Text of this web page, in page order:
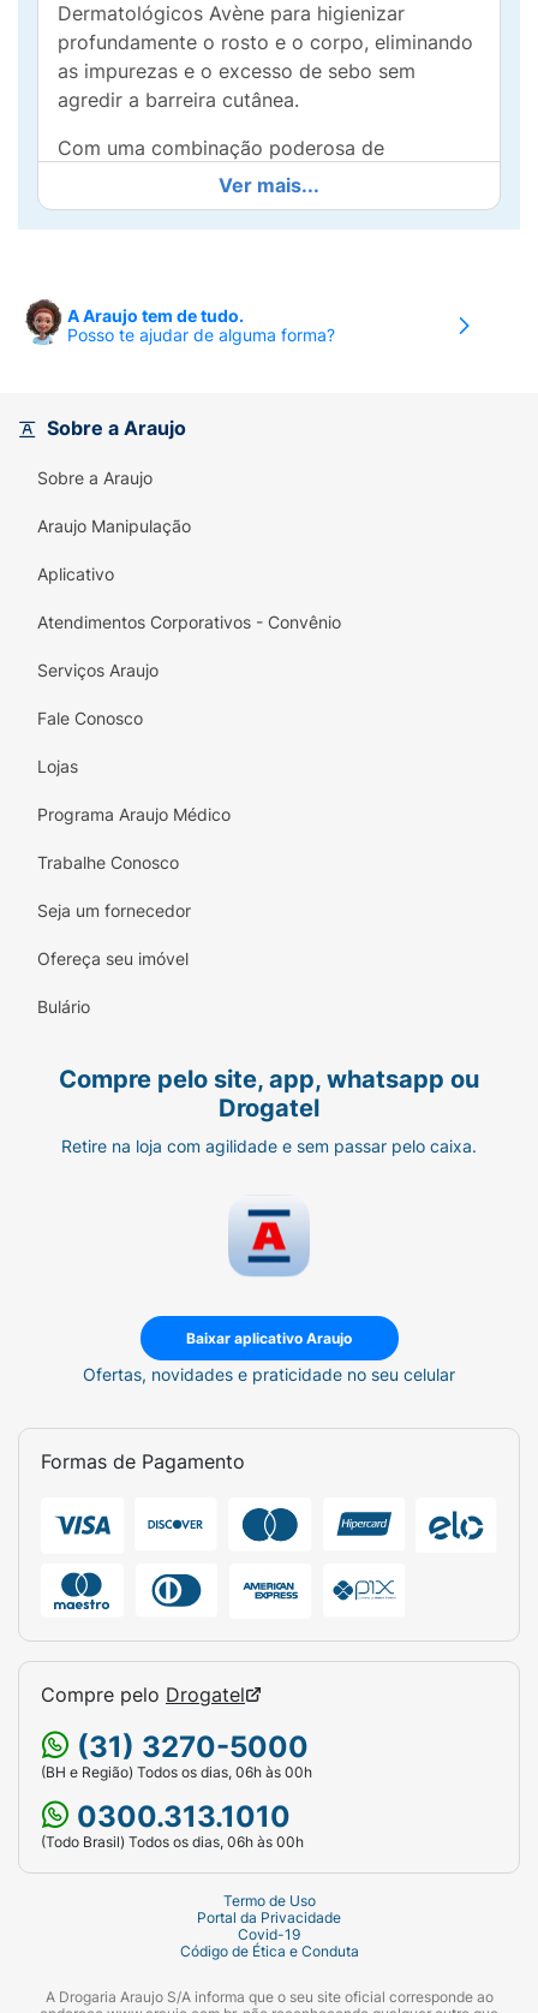
Dermatológicos Avène para higienizar
profundamente o rosto e o corpo, eliminando
as impurezas e o excesso de sebo sem
agredir a barreira cutânea.
Com uma combinação poderosa de
(que regula a superprodução de
sebo) eComplexo de Zinco(com ação
purificante e suavizante), este gel reduz
uma limpeza eficazsem ressecar a pele
mantendo o equilíbrio e a hidratação natural.
sensação imediata de frescor e pureza.
Principais Benefícios:
Tripla Ação:Limpa, purifica e matifica a
textura da pele desde as primeiras
aplicações.
Controle da Oleosidade:
Monolaurina.
Respeito à Sensibilidade:
Termal de Avène.
Uso Versátil:
no corpo (ideal para acne nas costas e
úmido, massageando suavemente até
formar espuma.
Enxágue abundantemente com água.
Utilize duas vezes ao dia, pela manhã e
à noite, como o primeiro passo da sua
rotina de skincare.
Linha:
Cleanance.
Volume:150g.
de Zinco e Água Termal de Avène.
Diferencial:Hipoalergênico e Não
Comedogênico.
Ver mais...
A Araujo tem de tudo.
Posso te ajudar de alguma forma?
Sobre a Araujo
Sobre a Araujo
Araujo Manipulação
Aplicativo
Atendimentos Corporativos - Convênio
Serviços Araujo
Fale Conosco
Lojas
Programa Araujo Médico
Trabalhe Conosco
Seja um fornecedor
Ofereça seu imóvel
Bulário
Compre pelo site, app, whatsapp ou
Drogatel
Retire na loja com agilidade e sem passar pelo caixa.
Baixar aplicativo Araujo
Ofertas, novidades e praticidade no seu celular
Formas de Pagamento
Compre pelo Drogatel
(31) 3270-5000
(BH e Região) Todos os dias, 06h às 00h
0300.313.1010
(Todo Brasil) Todos os dias, 06h às 00h
Termo de Uso
Portal da Privacidade
Covid-19
Código de Ética e Conduta
A Drogaria Araujo S/A informa que o seu site oficial corresponde ao